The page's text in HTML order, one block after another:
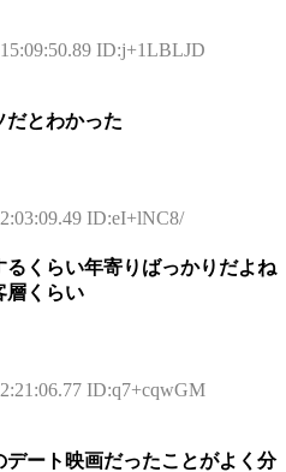
ID:j+1LBLJD
だとわかった
ID:eI+lNC8/
くらい年寄りばっかりだよね
層くらい
ID:q7+cqwGM
ート映画だったことがよく分